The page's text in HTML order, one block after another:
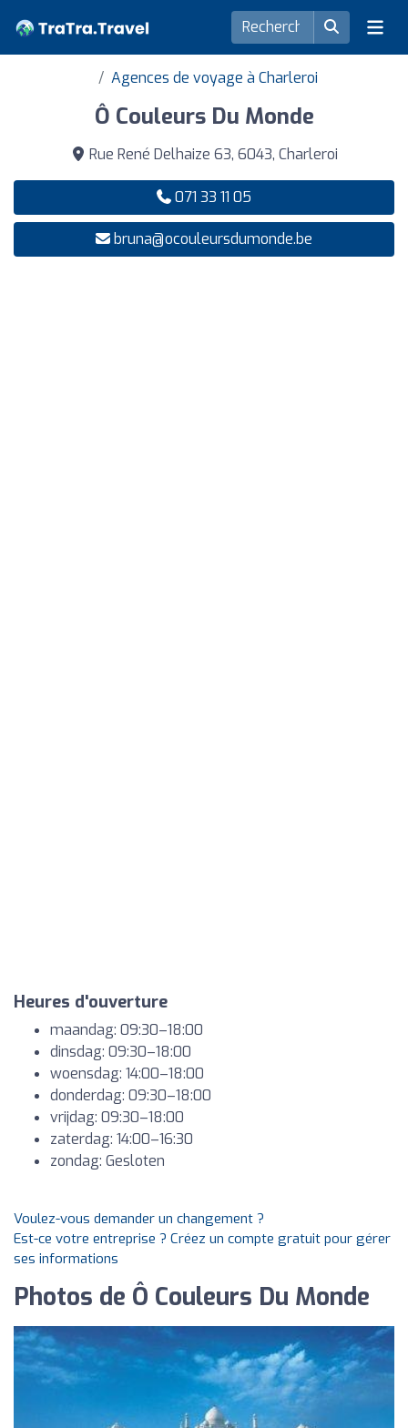
Agences de voyage à Charleroi
Ô Couleurs Du Monde
Rue René Delhaize 63, 6043, Charleroi
071 33 11 05
bruna@ocouleursdumonde.be
Heures d'ouverture
maandag: 09:30–18:00
dinsdag: 09:30–18:00
woensdag: 14:00–18:00
donderdag: 09:30–18:00
vrijdag: 09:30–18:00
zaterdag: 14:00–16:30
zondag: Gesloten
Voulez-vous demander un changement ?
Est-ce votre entreprise ? Créez un compte gratuit pour gérer
ses informations
Photos de Ô Couleurs Du Monde